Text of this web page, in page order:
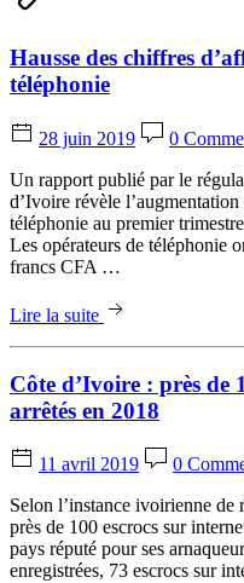
Hausse des chiffres
téléphonie
28 juin 2019
0
Un rapport publié par le
d’Ivoire révèle
téléphonie au premier
Les opérateurs de téléphonie
francs CFA …
Lire la suite
Côte d’Ivoire : près de
arrêtés en 2018
11 avril 2019
0
Selon l’instance ivoirienne
près de 100 escrocs sur
pays réputé pour ses
enregistrées, 73 escrocs sur